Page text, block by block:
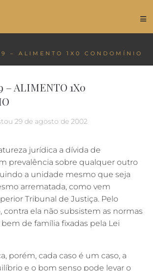
– ALIMENTO 1X0 CONDOMÍNIO
– ALIMENTO 1X0
29 de agosto de 2002
jurídica a dívida de
prevalência sobre qualquer outro
a unidade mesmo que seja
arrematada, como vem
Tribunal de Justiça. Pelo
contra ela não subsistem as normas
de família fixadas pela Lei
porém, cada caso é um caso, a
e o bom senso pode levar o